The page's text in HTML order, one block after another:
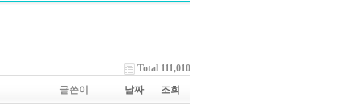
Total 111,010
글쓴이 날짜 조회